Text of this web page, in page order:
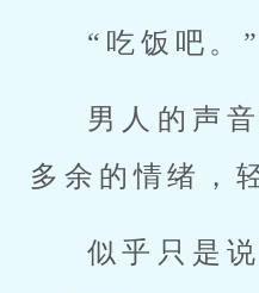
“吃饭吧。”
男人的声
多余的情绪，
似乎只是